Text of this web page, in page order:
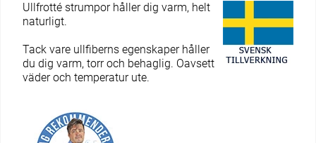
Ullfrotté strumpor håller dig varm, helt
naturligt.
Tack vare ullfiberns egenskaper håller
du dig varm, torr och behaglig. Oavsett
väder och temperatur ute.